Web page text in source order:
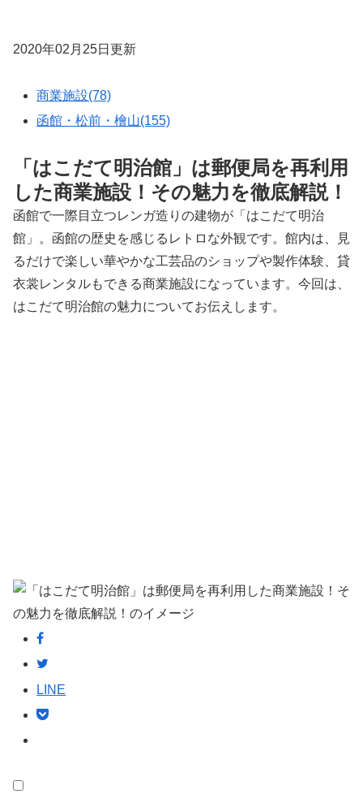
2020年02月25日更新
商業施設(78)
函館・松前・檜山(155)
「はこだて明治館」は郵便局を再利用
した商業施設！その魅力を徹底解説！
函館で一際目立つレンガ造りの建物が「はこだて明治
館」。函館の歴史を感じるレトロな外観です。館内は、見
るだけで楽しい華やかな工芸品のショップや製作体験、貸
衣裳レンタルもできる商業施設になっています。今回は、
はこだて明治館の魅力についてお伝えします。
LINE